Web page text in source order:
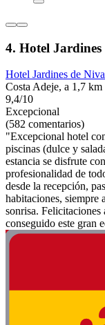
4. Hotel
Hotel Jardines de
Costa Adeje, a 1,7
9,4/10
Excepcional
(582 comentarios)
"Excepcional hotel
piscinas (dulce y
estancia se disfrute
profesionalidad de
desde la recepción,
habitaciones, siempre
sonrisa.
conseguido este gran